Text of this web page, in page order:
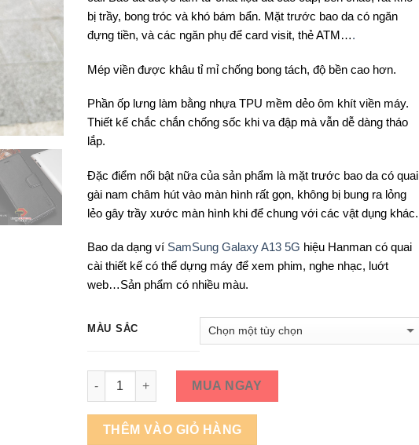
bị trầy, bong tróc và khó bám bẩn. Mặt trước bao da có ngăn
đựng tiền, và các ngăn phụ để card visit, thẻ ATM….
Mép viền được khâu tỉ mỉ chống bong tách, độ bền cao hơn.
Phần ốp lưng làm bằng nhựa TPU mềm dẻo ôm khít viền máy.
Thiết kế chắc chắn chống sốc khi va đập mà vẫn dễ dàng tháo
lắp.
Đặc điểm nổi bật nữa của sản phẩm là mặt trước bao da có quai
gài nam châm hút vào màn hình rất gọn, không bị bung ra lỏng
lẻo gây trầy xước màn hình khi để chung với các vật dụng khác.
Bao da dạng ví SamSung Galaxy A13 5G hiệu Hanman có quai
cài thiết kế có thể dựng máy để xem phim, nghe nhạc, luớt
web…Sản phẩm có nhiều màu.
MÀU SẮC
Số lượng
MUA NGAY
THÊM VÀO GIỎ HÀNG